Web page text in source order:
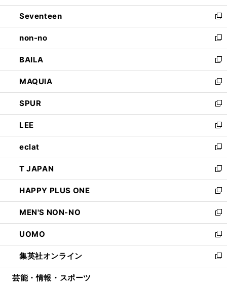
開
く
ウ
で
開
く
ン
ド
ウ
で
開
く
Seventeen
新
し
い
ウ
ィ
ン
ド
ウ
で
開
く
non-no
新
し
い
ウ
ィ
ン
ド
ウ
で
開
く
BAILA
新
し
い
ウ
ィ
ン
ド
ウ
で
開
く
MAQUIA
新
し
い
ウ
ィ
ン
ド
ウ
で
開
く
SPUR
新
し
い
ウ
ィ
ン
ド
ウ
で
開
く
LEE
新
し
い
ウ
ィ
ン
ド
ウ
で
開
く
eclat
新
し
い
ウ
ィ
ン
ド
ウ
で
開
く
T JAPAN
新
し
い
ウ
ィ
ン
ド
ウ
で
開
HAPPY PLUS ONE
新
し
い
ウ
ィ
ン
ド
ウ
MEN'S NON-NO
新
し
い
ウ
ィ
ン
UOMO
新
し
い
ウ
集英社オンライン
新
し
芸能・情報・スポーツ